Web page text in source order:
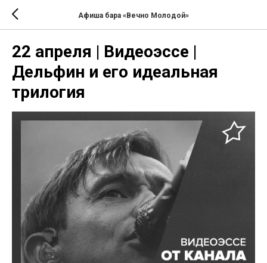
Афиша бара «Вечно Молодой»
22 апреля | Видеоэссе |
Дельфин и его идеальная
трилогия